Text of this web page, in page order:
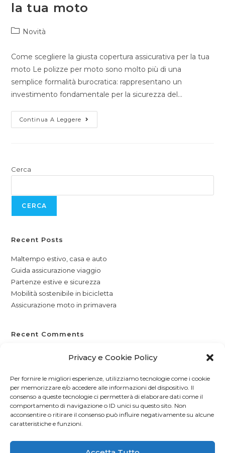
Privacy e Cookie Policy
Per fornire le migliori esperienze, utilizziamo tecnologie come i cookie
per memorizzare e/o accedere alle informazioni del dispositivo. Il
consenso a queste tecnologie ci permetterà di elaborare dati come il
comportamento di navigazione o ID unici su questo sito. Non
acconsentire o ritirare il consenso può influire negativamente su alcune
caratteristiche e funzioni.
la tua moto
Novità
Come scegliere la giusta copertura assicurativa per la tua
moto Le polizze per moto sono molto più di una
semplice formalità burocratica: rappresentano un
investimento fondamentale per la sicurezza del…
Continua A Leggere
Cerca
CERCA
Recent Posts
Maltempo estivo, casa e auto
Guida assicurazione viaggio
Partenze estive e sicurezza
Mobilità sostenibile in bicicletta
Assicurazione moto in primavera
Recent Comments
Nessun commento da mostrare.